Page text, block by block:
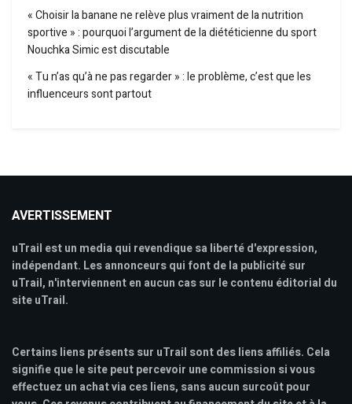
« Choisir la banane ne relève plus vraiment de la nutrition
sportive » : pourquoi l’argument de la diététicienne du sport
Nouchka Simic est discutable
« Tu n’as qu’à ne pas regarder » : le problème, c’est que les
influenceurs sont partout
AVERTISSEMENT
uTrail est un media qui revendique sa liberté d'expression,
indépendant. Les annonceurs qui font de la publicité sur
uTrail, n'interviennent en aucun cas sur le contenu éditorial du
site uTrail.
Certains liens présents sur uTrail sont des liens affiliés. Cela
signifie que le site peut percevoir une commission si vous
effectuez un achat via ces liens, sans aucun surcoût pour